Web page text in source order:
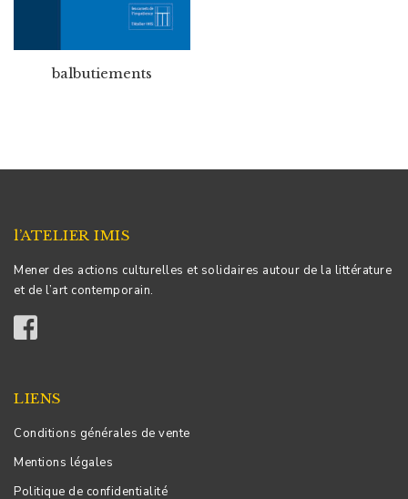
balbutiements
l’ATELIER IMIS
Mener des actions culturelles et solidaires autour de la littérature
et de l’art contemporain.
LIENS
Conditions générales de vente
Mentions légales
Politique de confidentialité